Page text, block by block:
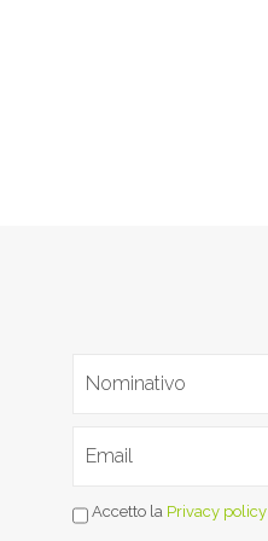
Accetto la Privacy policy